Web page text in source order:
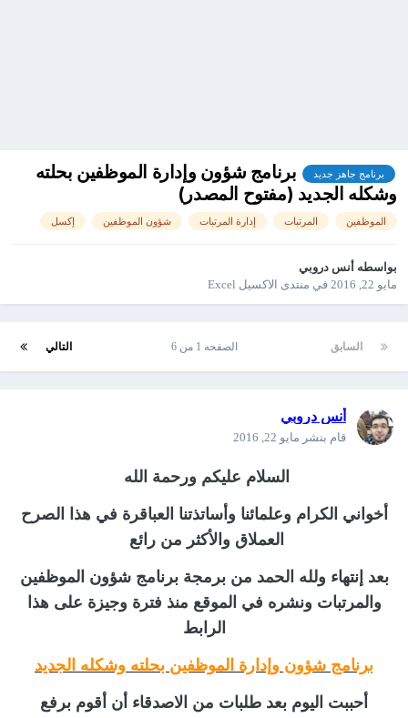
برنامج جاهز جديد
برنامج شؤون وإدارة الموظفين بحلته
وشكله الجديد (مفتوح المصدر)
الموظفين المرتبات إدارة المرتبات شؤون الموظفين إكسل
بواسطه أنس دروبي
مايو 22, 2016
في منتدى الاكسيل Excel
السابق التالي الصفحه 1 من 6
أنس دروبي
قام بنشر مايو 22, 2016
السلام عليكم ورحمة الله
أخواني الكرام وعلمائنا وأساتذتنا العباقرة في هذا الصرح
العملاق والأكثر من رائع
بعد إنتهاء ولله الحمد من برمجة برنامج شؤون الموظفين
والمرتبات ونشره في الموقع منذ فترة وجيزة على هذا
الرابط
برنامج شؤون وإدارة الموظفين بحلته وشكله الجديد
أحببت اليوم بعد طلبات من الاصدقاء أن أقوم برفع